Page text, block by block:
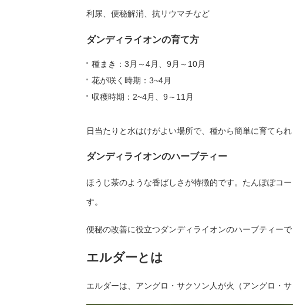
利尿、便秘解消、抗リウマチなど
ダンディライオンの育て方
種まき：3月～4月、9月～10月
花が咲く時期：3~4月
収穫時期：2~4月、9～11月
日当たりと水はけがよい場所で、種から簡単に育てられ
ダンディライオンのハーブティー
ほうじ茶のような香ばしさが特徴的です。たんぽぽコ
す。
便秘の改善に役立つダンディライオンのハーブティー
エルダーとは
エルダーは、アングロ・サクソン人が火（アングロ・